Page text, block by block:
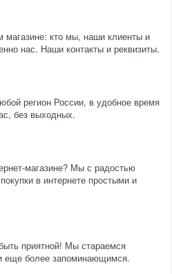
магазине: кто мы, наши клиенты и
нас. Наши контакты и реквизиты.
регион России, в удобное время
без выходных.
магазине? Мы с радостью
в интернете простыми и
приятной! Мы стараемся
еще более запоминающимся.